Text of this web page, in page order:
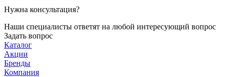
Нужна консультация?
Наши специалисты ответят на любой интересующий вопрос
Задать вопрос
Каталог
Акции
Бренды
Компания